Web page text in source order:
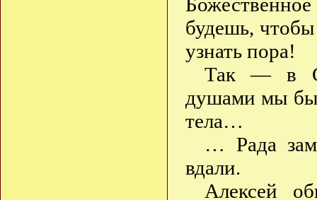
будешь,
узнать пора!
Так — в
душами мы
тела…
… Рада
вдали.
Алексей